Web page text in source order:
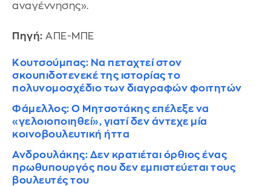
αναγέννησης».
Πηγή: ΑΠΕ-ΜΠΕ
Κουτσούμπας: Να πεταχτεί στον
σκουπιδοτενεκέ της ιστορίας το
πολυνομοσχέδιο των διαγραφών φοιτητών
Φάμελλος: Ο Μητσοτάκης επέλεξε να
«γελοιοποιηθεί», γιατί δεν άντεχε μία
κοινοβουλευτική ήττα
Ανδρουλάκης: Δεν κρατιέται όρθιος ένας
πρωθυπουργός που δεν εμπιστεύεται τους
βουλευτές του